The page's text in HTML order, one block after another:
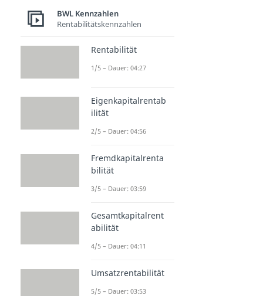
BWL Kennzahlen
Rentabilitätskennzahlen
Rentabilität
1/5 – Dauer: 04:27
Eigenkapitalrentab
ilität
2/5 – Dauer: 04:56
Fremdkapitalrenta
bilität
3/5 – Dauer: 03:59
Gesamtkapitalrent
abilität
4/5 – Dauer: 04:11
Umsatzrentabilität
5/5 – Dauer: 03:53